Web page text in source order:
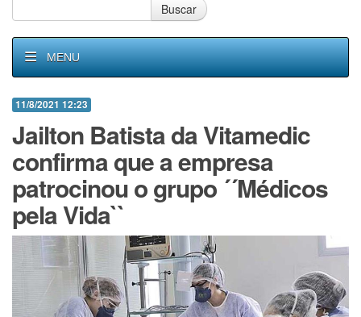
Buscar
MENU
11/8/2021 12:23
Jailton Batista da Vitamedic
confirma que a empresa
patrocinou o grupo ´´Médicos
pela Vida``